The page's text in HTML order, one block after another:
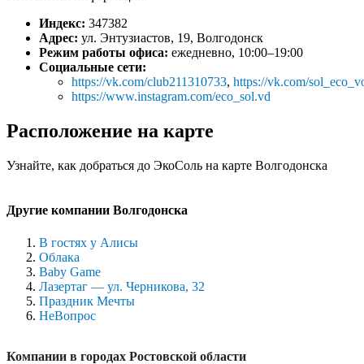
Индекс: 347382
Адрес: ул. Энтузиастов, 19, Волгодонск
Режим работы офиса: ежедневно, 10:00–19:00
Социальные сети:
https://vk.com/club211310733, https://vk.com/
https://www.instagram.com/eco_sol.vd
Расположение на карте
Узнайте, как добраться до ЭкоСоль на карте Волгодонска
Другие компании Волгодонска
В гостях у Алисы
Облака
Baby Game
Лазертаг — ул. Черникова, 32
Праздник Мечты
НеВопрос
Компании в городах Ростовской области